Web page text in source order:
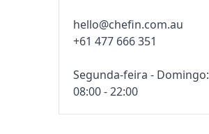
hello@chefin.com.au
+61 477 666 351
Segunda-feira - Domingo:
08:00 - 22:00